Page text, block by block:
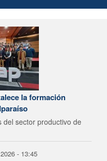
la formación
del sector productivo de
- 13:45